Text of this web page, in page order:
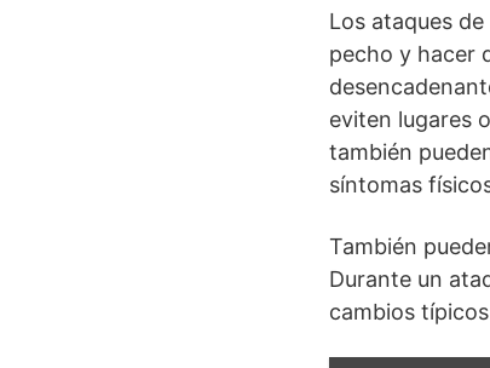
Los ataques
pecho y hacer
eviten lugares
también
síntomas
También
Durante un
cambios